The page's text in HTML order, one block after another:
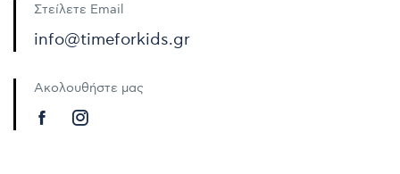
Στείλετε Email
info@timeforkids.gr
Ακολουθήστε μας